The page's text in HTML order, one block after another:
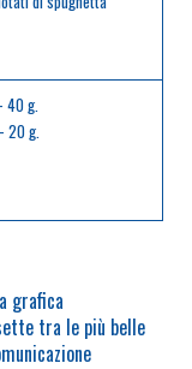
40 g.
20 g.
grafica
tra le più belle